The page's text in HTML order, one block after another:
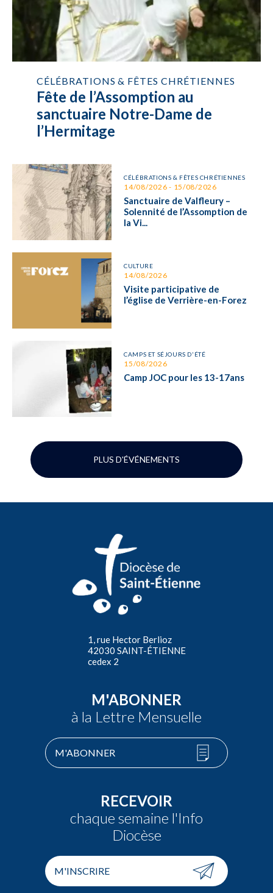
PLUS D'ÉVÉNEMENTS
CÉLÉBRATIONS & FÊTES CHRÉTIENNES
Fête de l’Assomption au
sanctuaire Notre-Dame de
l’Hermitage
CÉLÉBRATIONS & FÊTES CHRÉTIENNES
14/08/2026 - 15/08/2026
Sanctuaire de Valfleury –
Solennité de l’Assomption de
la Vi...
CULTURE
14/08/2026
Visite participative de
l’église de Verrière-en-Forez
CAMPS ET SÉJOURS D'ÉTÉ
15/08/2026
Camp JOC pour les 13-17ans
1, rue Hector Berlioz
42030 SAINT-ÉTIENNE
cedex 2
M'ABONNER
à la Lettre Mensuelle
M'ABONNER
RECEVOIR
chaque semaine l'Info
Diocèse
M'INSCRIRE